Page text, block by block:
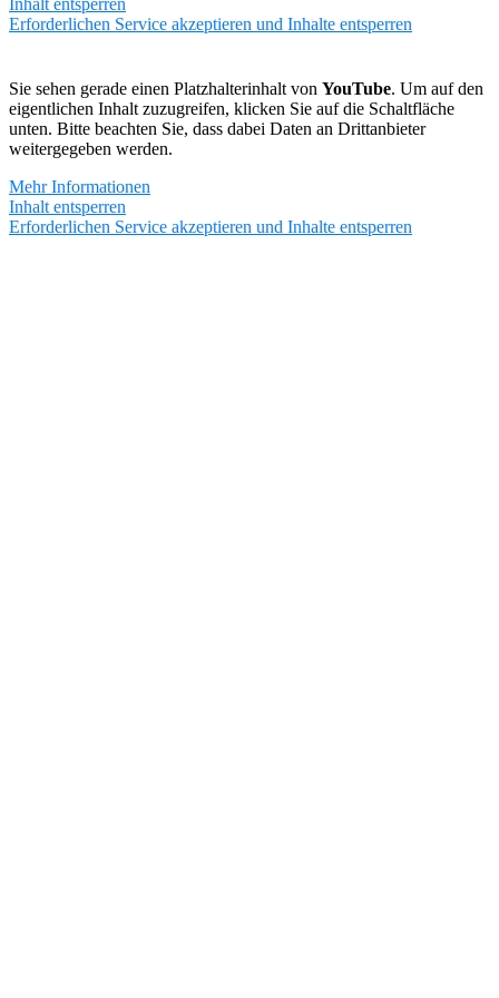
Erforderlichen Service akzeptieren und Inhalte entsperren
Sie sehen gerade einen Platzhalterinhalt von YouTube. Um auf den
eigentlichen Inhalt zuzugreifen, klicken Sie auf die Schaltfläche
unten. Bitte beachten Sie, dass dabei Daten an Drittanbieter
weitergegeben werden.
Mehr Informationen
Inhalt entsperren
Erforderlichen Service akzeptieren und Inhalte entsperren